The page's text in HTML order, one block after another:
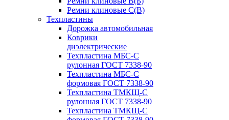
Ремни клиновые С(В)
Техпластины
Дорожка автомобильная
Коврики
диэлектрические
Техпластина МБС-С
рулонная ГОСТ 7338-90
Техпластина МБС-С
формовая ГОСТ 7338-90
Техпластина ТМКЩ-С
рулонная ГОСТ 7338-90
Техпластина ТМКЩ-С